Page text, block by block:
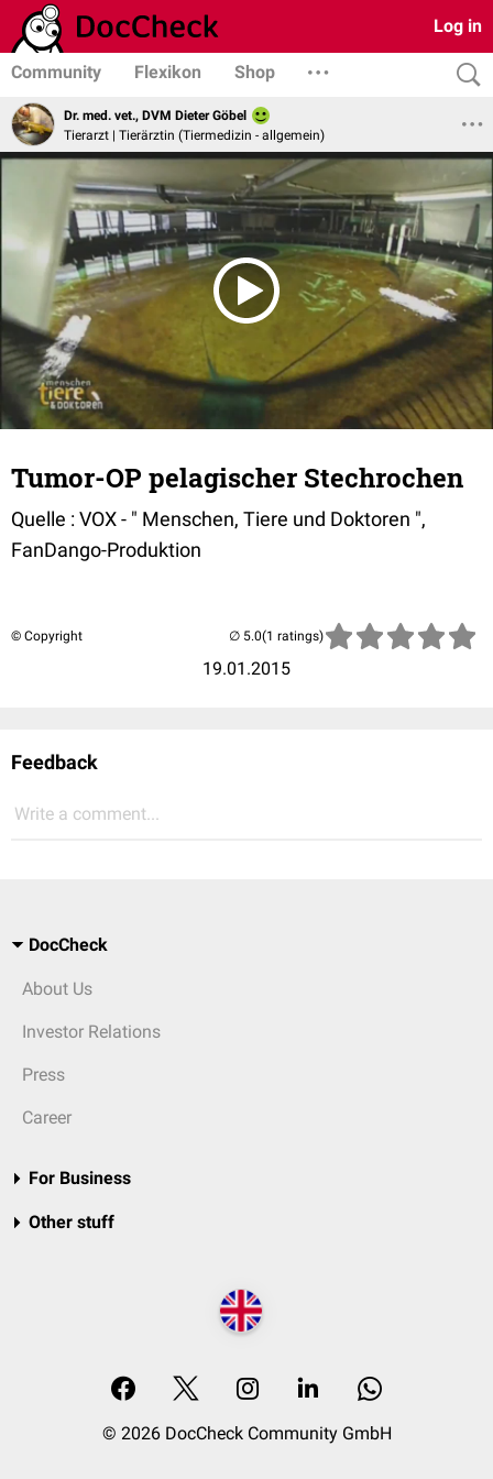
Log in
Community Flexikon Shop
Dr. med. vet., DVM Dieter Göbel
Tierarzt | Tierärztin (Tiermedizin - allgemein)
Tumor-OP pelagischer Stechrochen
Quelle : VOX - " Menschen, Tiere und Doktoren ",
FanDango-Produktion
© Copyright
19.01.2015
(1 ratings)
Feedback
Write a comment...
DocCheck
About Us
Investor Relations
Press
Career
For Business
Other stuff
© 2026 DocCheck Community GmbH